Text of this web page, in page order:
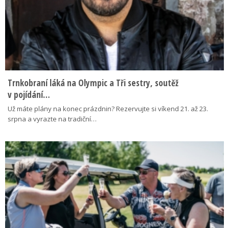
Trnkobraní láká na Olympic a Tři sestry, soutěž
v pojídání…
Už máte plány na konec prázdnin? Rezervujte si víkend 21. až 23.
srpna a vyrazte na tradiční…